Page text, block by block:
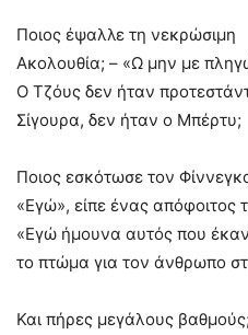
Ποιος έψαλλε τη νεκρώσιμη
Ακολουθία; – «Ω μην με
Ο Τζόυς δεν ήταν
Σίγουρα, δεν ήταν ο Μπέρτυ;
Ποιος εσκότωσε τον
«Εγώ», είπε ένας απόφοιτος
«Εγώ ήμουνα αυτός που
το πτώμα για τον άνθρωπο
Και πήρες μεγάλους βαθμούς;